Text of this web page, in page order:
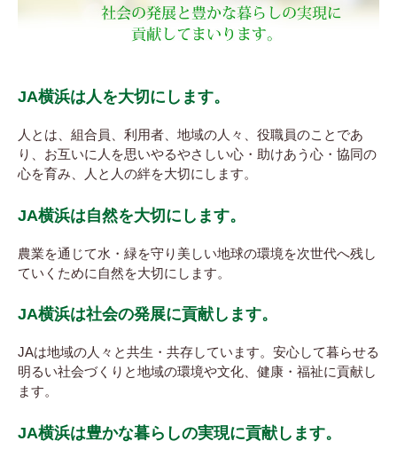
JA横浜は人を大切にします。
人とは、組合員、利用者、地域の人々、役職員のことであ
り、お互いに人を思いやるやさしい心・助けあう心・協同の
心を育み、人と人の絆を大切にします。
JA横浜は自然を大切にします。
農業を通じて水・緑を守り美しい地球の環境を次世代へ残し
ていくために自然を大切にします。
JA横浜は社会の発展に貢献します。
JAは地域の人々と共生・共存しています。安心して暮らせる
明るい社会づくりと地域の環境や文化、健康・福祉に貢献し
ます。
JA横浜は豊かな暮らしの実現に貢献します。